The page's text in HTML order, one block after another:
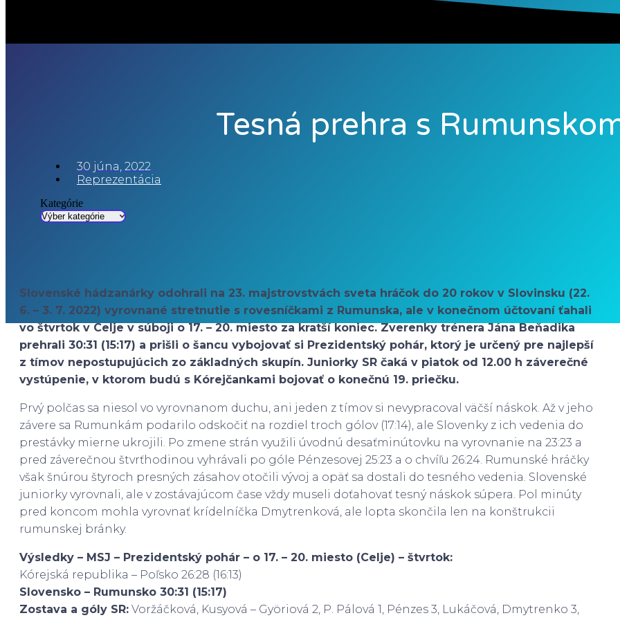
Tesná prehra s
30 júna, 2022
Reprezentácia
Kategórie
Slovenské hádzanárky odohrali na 23. majstrovstvách sveta hráčok do 20 rokov v Slovinsku (22.
6. – 3. 7. 2022) vyrovnané stretnutie s rovesníčkami z Rumunska, ale v konečnom účtovaní ťahali
vo štvrtok v Celje v súboji o 17. – 20. miesto za kratší koniec. Zverenky trénera Jána Beňadika
prehrali 30:31 (15:17) a prišli o šancu vybojovať si Prezidentský pohár, ktorý je určený pre najlepší
z tímov nepostupujúcich zo základných skupín. Juniorky SR čaká v piatok od 12.00 h záverečné
vystúpenie, v ktorom budú s Kórejčankami bojovať o konečnú 19. priečku.
Prvý polčas sa niesol vo vyrovnanom duchu, ani jeden z tímov si nevypracoval väčší náskok. Až v jeho
závere sa Rumunkám podarilo odskočiť na rozdiel troch gólov (17:14), ale Slovenky z ich vedenia do
prestávky mierne ukrojili. Po zmene strán využili úvodnú desaťminútovku na vyrovnanie na 23:23 a
pred záverečnou štvrťhodinou vyhrávali po góle Pénzesovej 25:23 a o chvíľu 26:24. Rumunské hráčky
však šnúrou štyroch presných zásahov otočili vývoj a opäť sa dostali do tesného vedenia. Slovenské
juniorky vyrovnali, ale v zostávajúcom čase vždy museli doťahovať tesný náskok súpera. Pol minúty
pred koncom mohla vyrovnať krídelníčka Dmytrenková, ale lopta skončila len na konštrukcii
rumunskej bránky.
Výsledky – MSJ – Prezidentský pohár – o 17. – 20. miesto (Celje) – štvrtok:
Kórejská republika – Poľsko 26:28 (16:13)
Slovensko – Rumunsko 30:31 (15:17)
Zostava a góly SR: Voržáčková, Kusyová – Györiová 2, P. Pálová 1, Pénzes 3, Lukáčová, Dmytrenko 3,